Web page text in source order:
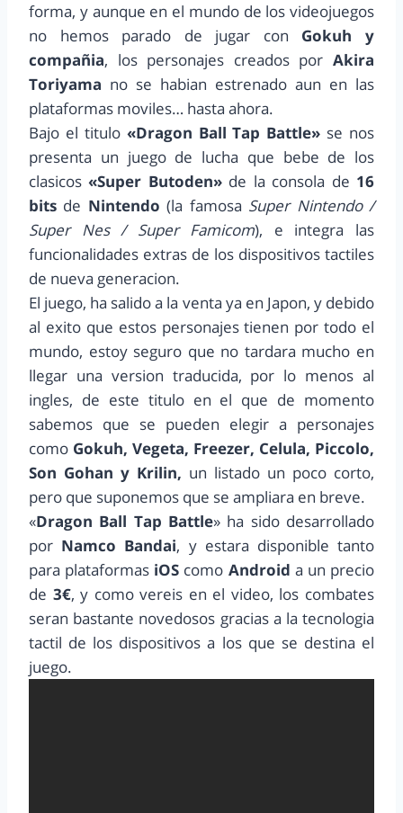
forma, y aunque en el mundo de los videojuegos
no hemos parado de jugar con Gokuh y
compañia, los personajes creados por Akira
Toriyama no se habian estrenado aun en las
plataformas moviles… hasta ahora.
Bajo el titulo «Dragon Ball Tap Battle» se nos
presenta un juego de lucha que bebe de los
clasicos«Super Butoden»de la consola de 16
bits de Nintendo (la famosa Super Nintendo /
Super Nes / Super Famicom), e integra las
funcionalidades extras de los dispositivos tactiles
de nueva generacion.
El juego, ha salido a la venta ya en Japon, y debido
al exito que estos personajes tienen por todo el
mundo, estoy seguro que no tardara mucho en
llegar una version traducida, por lo menos al
ingles, de este titulo en el que de momento
sabemos que se pueden elegir a personajes
como Gokuh, Vegeta, Freezer, Celula, Piccolo,
Son Gohan y Krilin, un listado un poco corto,
pero que suponemos que se ampliara en breve.
«Dragon Ball Tap Battle» ha sido desarrollado
por Namco Bandai, y estara disponible tanto
para plataformas iOS como Android a un precio
de 3€, y como vereis en el video, los combates
seran bastante novedosos gracias a la tecnologia
tactil de los dispositivos a los que se destina el
juego.